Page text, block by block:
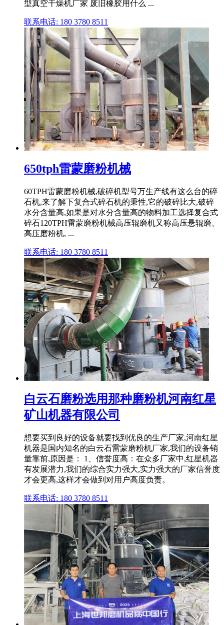
型真空干燥机厂家 废旧橡胶用什么 ...
联系电话: 180 3780 8511
650tph雷蒙磨粉机械
60TPH雷蒙磨粉机械,破碎机型号万生产线有这么台的碎
石机,来了解下复合式碎石机的秉性,它的破碎比大,破碎
水分含量高,如果是对水分含量高的物料加工选择复合式
碎石120TPH雷蒙磨粉机械高压辊磨机又称高压悬辊磨、
高压磨粉机, ...
联系电话: 180 3780 8511
白云石磨粉选用那种磨粉机河南红星
矿山机器有限公司
想要买到良好的设备就要找到优良的生产厂家,河南红星
机器是国内知名的白云石雷蒙磨粉机厂家,我们的设备销
量靠前,原因是： 1、信誉度高：在众多厂家中,红星机器
有发展潜力,我们的综合实力强大,实力强大的厂家信誉度
才会更高,这样才会做到对用户高度负责。
联系电话: 180 3780 8511